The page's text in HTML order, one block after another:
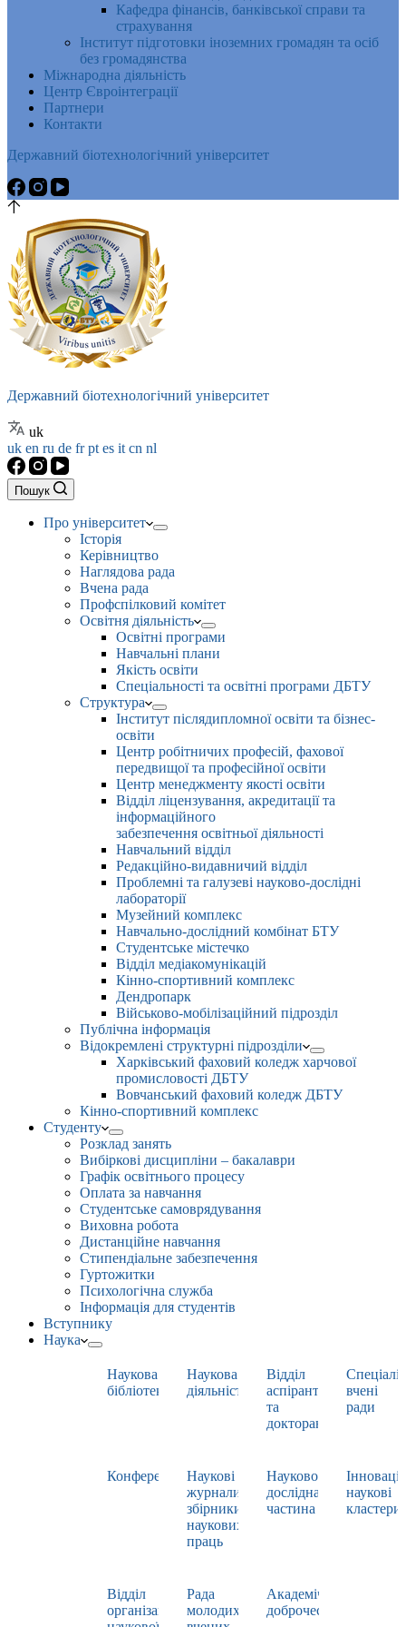
Кафедра фінансів, банківської справи та
страхування
Інститут підготовки іноземних громадян та осіб
без громадянства
Міжнародна діяльність
Центр Євроінтеграції
Партнери
Контакти
Державний біотехнологічний університет
Державний біотехнологічний університет
uk
uk en ru de frpt es it cn nl
Пошук
Про університет
Історія
Керівництво
Наглядова рада
Вчена рада
Профспілковий комітет
Освітня діяльність
Освітні програми
Навчальні плани
Якість освіти
Спеціальності та освітні програми ДБТУ
Структура
Інститут післядипломної освіти та бізнес-
освіти
Центр робітничих професій, фахової
передвищої та професійної освіти
Центр менеджменту якості освіти
Відділ ліцензування, акредитації та
інформаційного
забезпечення освітньої діяльності
Навчальний відділ
Редакційно-видавничий відділ
Проблемні та галузеві науково-дослідні
лабораторії
Музейний комплекс
Навчально-дослідний комбінат БТУ
Студентське містечко
Відділ медіакомунікацій
Кінно-спортивний комплекс
Дендропарк
Військово-мобілізаційний підрозділ
Публічна інформація
Відокремлені структурні підрозділи
Харківський фаховий коледж харчової
промисловості ДБТУ
Вовчанський фаховий коледж ДБТУ
Кінно-спортивний комплекс
Студенту
Розклад занять
Вибіркові дисципліни – бакалаври
Графік освітнього процесу
Оплата за навчання
Студентське самоврядування
Виховна робота
Дистанційне навчання
Стипендіальне забезпечення
Гуртожитки
Психологічна служба
Інформація для студентів
Вступнику
Наука
Наукова
бібліотека
Наукова
діяльність
Відділ
аспірантури
та
докторантури
вчені
ради
Конференції
Наукові
журнали,
збірники
наукових
праць
Науково-
дослідна
частина
наукові
кластери
Відділ
організації
Рада
молодих
Академічна
доброчесність